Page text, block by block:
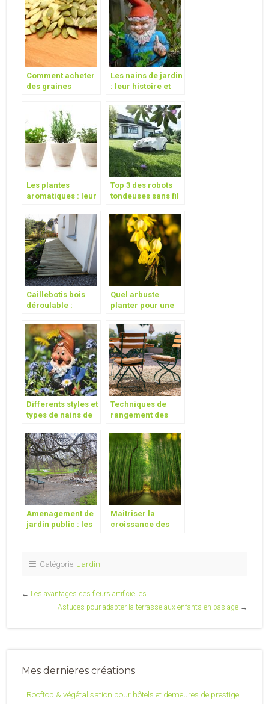
domestique ?
Comment acheter
des graines
Les nains de jardin
: leur histoire et
Les plantes
aromatiques : leur
quelques astuces
pour les cultiver
Top 3 des robots
tondeuses sans fil
Caillebotis bois
déroulable :
Quel arbuste
planter pour une
dans votre jardin?
Differents styles et
types de nains de
histoire ?
Techniques de
rangement des
Amenagement de
jardin public : les
Maitriser la
croissance des
Catégorie: Jardin
← Les avantages des fleurs artificielles
Astuces pour adapter la terrasse aux enfants en bas age →
Mes dernieres créations
Rooftop & végétalisation pour hôtels et demeures de prestige